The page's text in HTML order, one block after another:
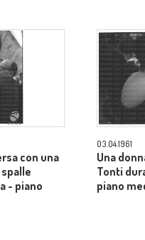
con una
- piano
03.04.1961
Una
Tonti
piano